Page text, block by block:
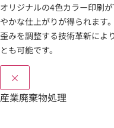
オリジナルの4色カラー印刷
やかな仕上がりが得られます。
歪みを調整する技術革新によ
とも可能です。
×
産業廃棄物処理